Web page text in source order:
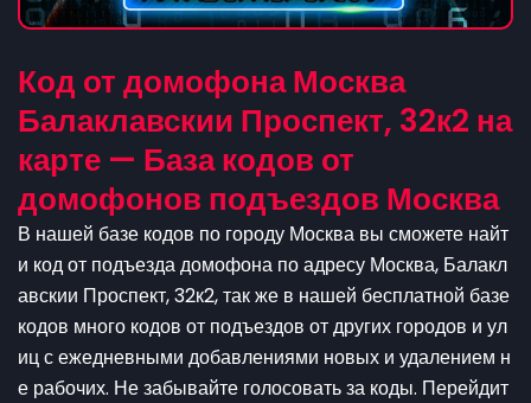
Код от домофона Москва
Балаклавскии Проспект, 32к2 на
карте — База кодов от
домофонов подъездов Москва
В нашей базе кодов по городу Москва вы сможете найт
и код от подъезда домофона по адресу Москва, Балакл
авскии Проспект, 32к2, так же в нашей бесплатной базе
кодов много кодов от подъездов от других городов и ул
иц с ежедневными добавлениями новых и удалением н
е рабочих. Не забывайте голосовать за коды. Перейдит